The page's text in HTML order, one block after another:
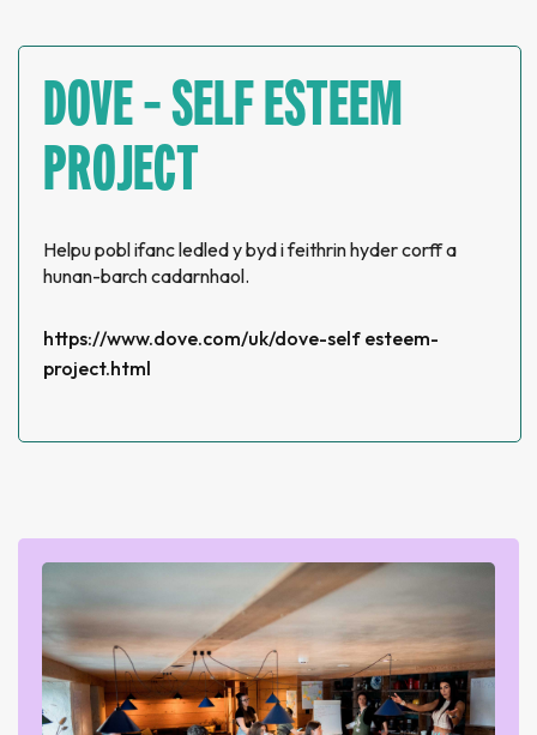
DOVE – SELF ESTEEM
PROJECT
Helpu pobl ifanc ledled y byd i feithrin hyder corff a
hunan-barch cadarnhaol.
https://www.dove.com/uk/dove-self esteem-
project.html